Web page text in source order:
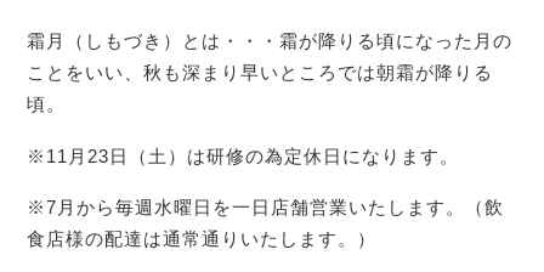
霜月（しもづき）とは・・・霜が降りる頃になった月の
ことをいい、秋も深まり早いところでは朝霜が降りる
頃。
※11月23日（土）は研修の為定休日になります。
※7月から毎週水曜日を一日店舗営業いたします。（飲
食店様の配達は通常通りいたします。）